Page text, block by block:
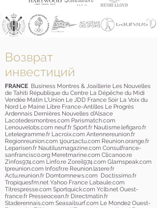
Возврат
инвестиций
FRANCE Business Montres & Joaillerie Les Nouvelles
de Tahiti République du Centre La Dépêche du Midi
Vendée Matin L'Union Le JDD France Soir La Voix du
Nord Le Maine Libre France-Antilles Le Progrès
Ardennais Dernières Nouvelles d'Alsace
Lacotedesmontres.com Parismatch.com
Lenouvelobs.com neuf.fr Sport.fr Nautisme.lefigaro.fr
Letelegramme.fr Lacroix.com Antennereunion.fr
Regionreunion.com 1jour1actu.com Reunion.orange.fr
Leparisen.fr Nautilusmagazine.com Consulfrance-
sanfrancisco.org Meretmarine.com Clicanoo.re
Zinfos974.com Linfo.re Zoreil974.com Glamspeak.com
Ipreunion.com Infosfr.re Reunion.la1ere.fr
Actu.reunion.fr Domtomnews.com Doctissimo.fr
Tropiquesfm.net Yahoo France Labaule.com
Titrespresse.com Sportquick.com Yclb.net Ouest-
france.fr Presseocean.fr Directmatin.fr
Staderennais.com Seasailsurf.com Le Monde2 Ouest-